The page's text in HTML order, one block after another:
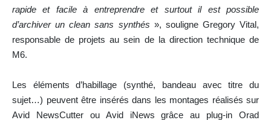
rapide et facile à entreprendre et surtout il est possible
d’archiver un clean sans synthés », souligne Gregory Vital,
responsable de projets au sein de la direction technique de
M6.
Les éléments d’habillage (synthé, bandeau avec titre du
sujet…) peuvent être insérés dans les montages réalisés sur
Avid NewsCutter ou Avid iNews grâce au plug-in Orad